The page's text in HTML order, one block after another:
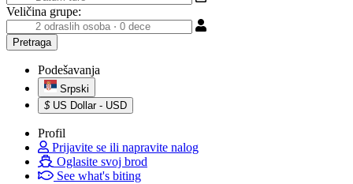
Veličina grupe:
Podešavanja
Srpski
$ US Dollar - USD
Profil
Prijavite se ili napravite nalog
Oglasite svoj brod
See what's biting